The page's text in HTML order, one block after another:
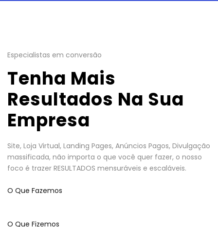
Especialistas em conversão
Tenha Mais
Resultados Na Sua
Empresa
Site, Loja Virtual, Landing Pages, Anúncios Pagos, Divulgação
massificada, não importa o que você quer fazer, o nosso
foco é trazer RESULTADOS mensuráveis e escaláveis.
O Que Fazemos
O Que Fizemos